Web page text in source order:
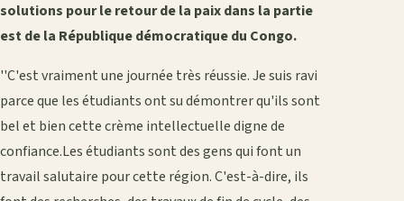
solutions pour le retour de la paix dans la partie
est de la République démocratique du Congo.
''C'est vraiment une journée très réussie. Je suis ravi
parce que les étudiants ont su démontrer qu'ils sont
bel et bien cette crème intellectuelle digne de
confiance.Les étudiants sont des gens qui font un
travail salutaire pour cette région. C'est-à-dire, ils